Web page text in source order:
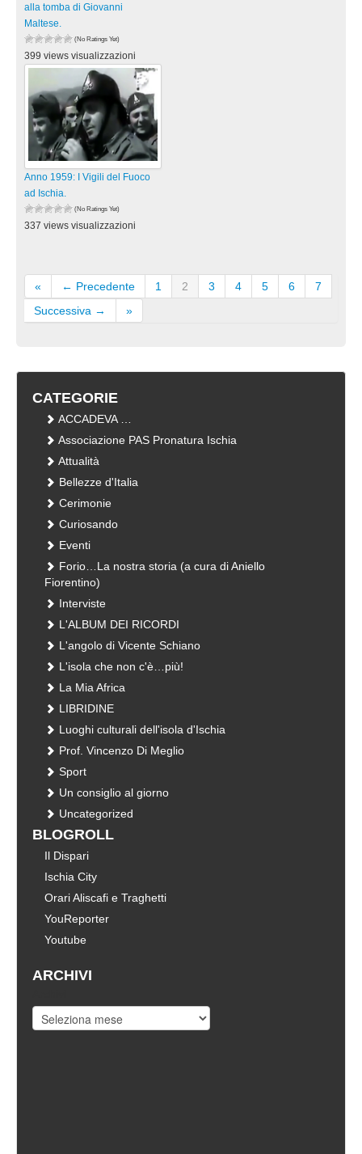
alla tomba di Giovanni
Maltese.
(No Ratings Yet)
399 views visualizzazioni
Anno 1959: I Vigili del Fuoco
ad Ischia.
(No Ratings Yet)
337 views visualizzazioni
« ← Precedente 1 2 3 4 5 6
7
Successiva →
»
CATEGORIE
ACCADEVA …
Associazione PAS Pronatura Ischia
Attualità
Bellezze d'Italia
Cerimonie
Curiosando
Eventi
Forio…La nostra storia (a cura di Aniello
Fiorentino)
Interviste
L'ALBUM DEI RICORDI
L'angolo di Vicente Schiano
L'isola che non c'è…più!
La Mia Africa
LIBRIDINE
Luoghi culturali dell'isola d'Ischia
Prof. Vincenzo Di Meglio
Sport
Un consiglio al giorno
Uncategorized
BLOGROLL
Il Dispari
Ischia City
Orari Aliscafi e Traghetti
YouReporter
Youtube
ARCHIVI